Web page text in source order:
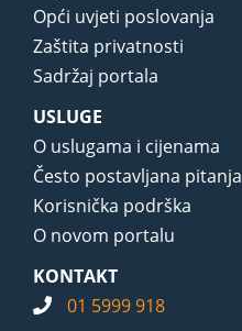
Opći uvjeti poslovanja
Zaštita privatnosti
Sadržaj portala
USLUGE
O uslugama i cijenama
Često postavljana pitanja
Korisnička podrška
O novom portalu
KONTAKT
01 5999 918